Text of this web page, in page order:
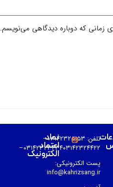
زمانی که دوباره دیدگاهی می‌نویسم.
تلفن: ۰۳۱۴۲۳۲۵۱۵۳–
۰۳۱۴۲۳۲۳۴۳۴۰۳۱۴۲۳۲۴۴۲۲–
پست الکترونیکی:
info@kahrizsang.ir
نماد
اعتماد
الکترونیک